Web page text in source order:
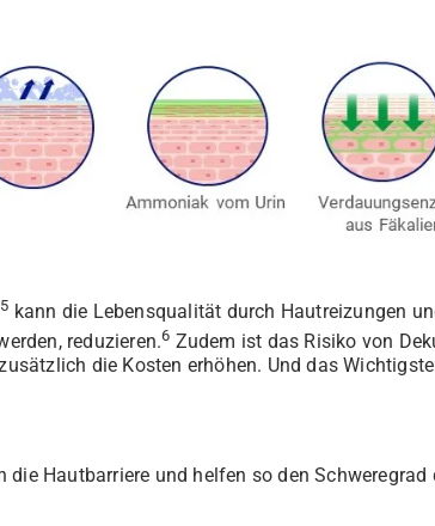
kann die Lebensqualität durch Hautreizungen
reduzieren.6 Zudem ist das Risiko von
die Kosten erhöhen. Und das
Hautbarriere und helfen so den Schweregrad